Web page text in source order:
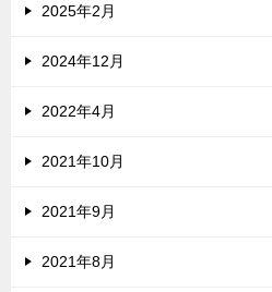
2025年2月
2024年12月
2022年4月
2021年10月
2021年9月
2021年8月